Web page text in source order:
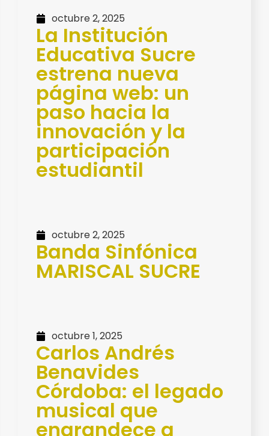
octubre 2, 2025
La Institución
Educativa Sucre
estrena nueva
página web: un
paso hacia la
innovación y la
participación
estudiantil
octubre 2, 2025
Banda Sinfónica
MARISCAL SUCRE
octubre 1, 2025
Carlos Andrés
Benavides
Córdoba: el legado
musical que
engrandece a